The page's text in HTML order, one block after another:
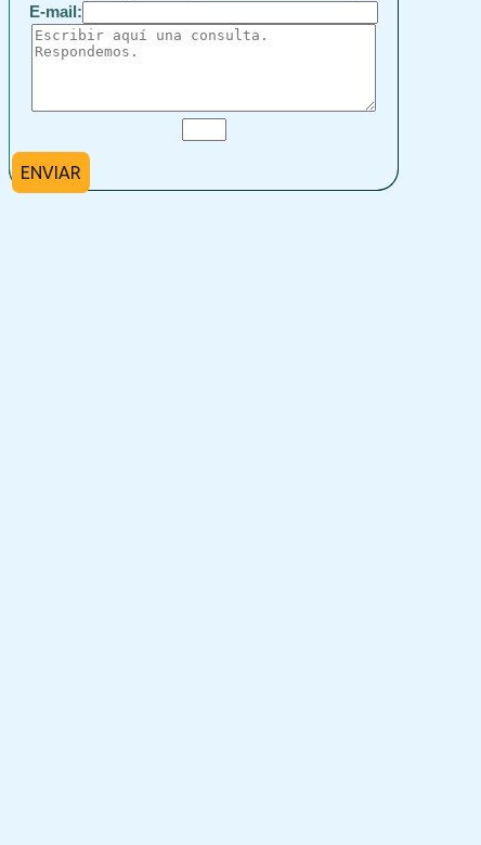
E-mail:
ENVIAR